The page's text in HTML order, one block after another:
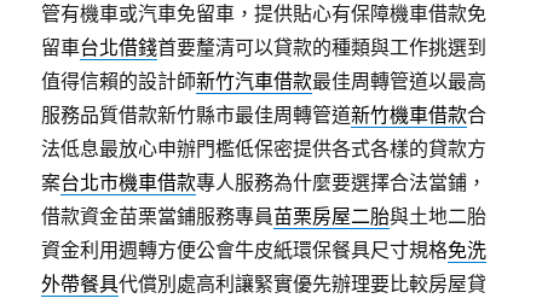
管有機車或汽車免留車，提供貼心有保障機車借款免
留車台北借錢首要釐清可以貸款的種類與工作挑選到
值得信賴的設計師新竹汽車借款最佳周轉管道以最高
服務品質借款新竹縣市最佳周轉管道新竹機車借款合
法低息最放心申辦門檻低保密提供各式各樣的貸款方
案台北市機車借款專人服務為什麼要選擇合法當鋪，
借款資金苗栗當鋪服務專員苗栗房屋二胎與土地二胎
資金利用週轉方便公會牛皮紙環保餐具尺寸規格免洗
外帶餐具代償別處高利讓緊實優先辦理要比較房屋貸